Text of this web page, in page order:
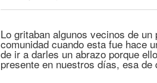
Lo gritaban algunos vecinos de
comunidad cuando esta fue hace
de ir a darles un abrazo porque
presente en nuestros días, esa